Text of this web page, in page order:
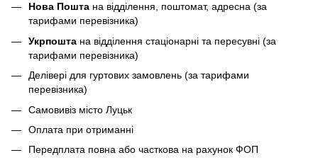
Нова Пошта на відділення, поштомат, адресна (за
тарифами перевізника)
Укрпошта на відділення стаціонарні та пересувні (за
тарифами перевізника)
Делівері для гуртових замовлень (за тарифами
перевізника)
Самовивіз місто Луцьк
Оплата при отриманні
Передплата повна або часткова на рахунок ФОП